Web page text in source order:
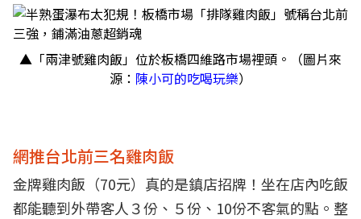
▲「兩津號雞肉飯」位於板橋四維路市場裡頭。（圖片來
源： 陳小可的吃喝玩樂）
網推台北前三名雞肉飯
金牌雞肉飯（70元）真的是鎮店招牌！坐在店內吃飯
都能聽到外帶客人３份、５份、10份不客氣的點。整